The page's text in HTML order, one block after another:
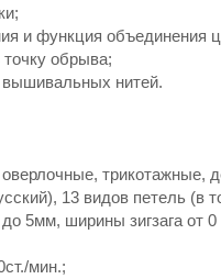
и функция объединения
обрыва;
нитей.
13 видов петель (в
5мм, ширины зигзага от
мин.;